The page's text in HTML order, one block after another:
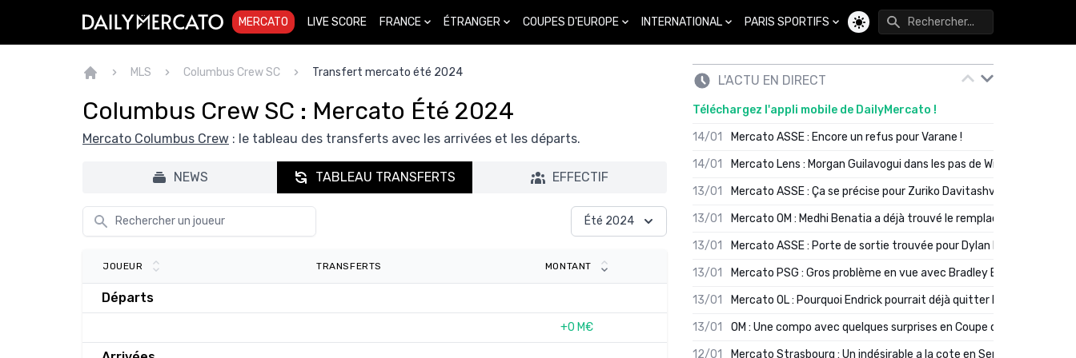
MERCATO LIVE SCORE FRANCE ÉTRANGER COUPES D'EUROPE INTERNATIONAL PARIS SPORTIFS
Changer de thème
MLS Columbus Crew SC Transfert mercato été 2024
Columbus Crew SC : Mercato Été 2024
Mercato Columbus Crew : le tableau des transferts avec les arrivées et les départs.
NEWS TABLEAU TRANSFERTS EFFECTIF
Été 2024
JOUEUR TRANSFERTS MONTANT
Départs
+0 M€
L'ACTU EN DIRECT
Téléchargez l'appli mobile de DailyMercato !
14/01
Mercato ASSE : Encore un refus pour Varane !
14/01
Mercato Lens : Morgan Guilavogui dans les pas de Will Still ?
13/01
Mercato ASSE : Ça se précise pour Zuriko Davitashvili
13/01
Mercato OM : Medhi Benatia a déjà trouvé le remplaçant de Robinio
13/01
Mercato ASSE : Porte de sortie trouvée pour Dylan Batubinsika
13/01
Mercato PSG : Gros problème en vue avec Bradley Barcola ?
13/01
Mercato OL : Pourquoi Endrick pourrait déjà quitter Lyon en janvier
13/01
OM : Une compo avec quelques surprises en Coupe de France
12/01
Mercato Strasbourg : Un indésirable a la cote en Serie A